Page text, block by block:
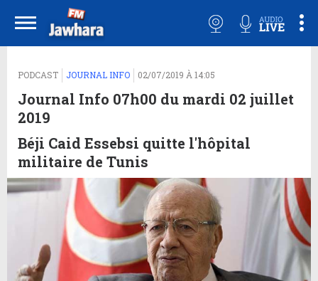
PODCAST JOURNAL INFO 02/07/2019 À 14:05
Journal Info 07h00 du mardi 02 juillet
2019
Béji Caid Essebsi quitte l'hôpital
militaire de Tunis